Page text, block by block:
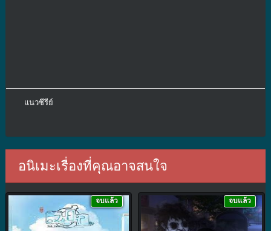
แนวซีรีย์
อนิเมะเรื่องที่คุณอาจสนใจ
จบแล้ว จบแล้ว